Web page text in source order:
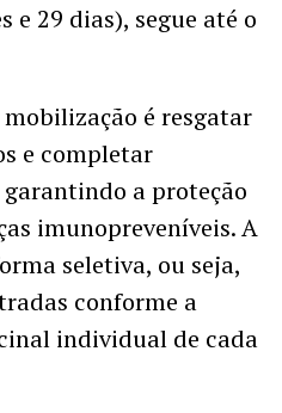
e 29 dias), segue até o
é resgatar
e completar
a proteção
imunopreveníveis. A
seletiva, ou seja,
conforme a
individual de cada